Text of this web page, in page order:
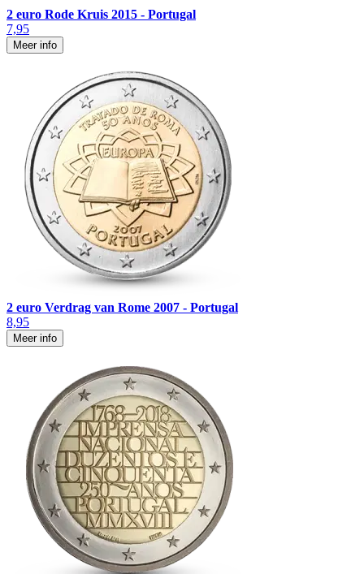
2 euro Rode Kruis 2015 - Portugal
7,95
Meer info
2 euro Verdrag van Rome 2007 - Portugal
8,95
Meer info